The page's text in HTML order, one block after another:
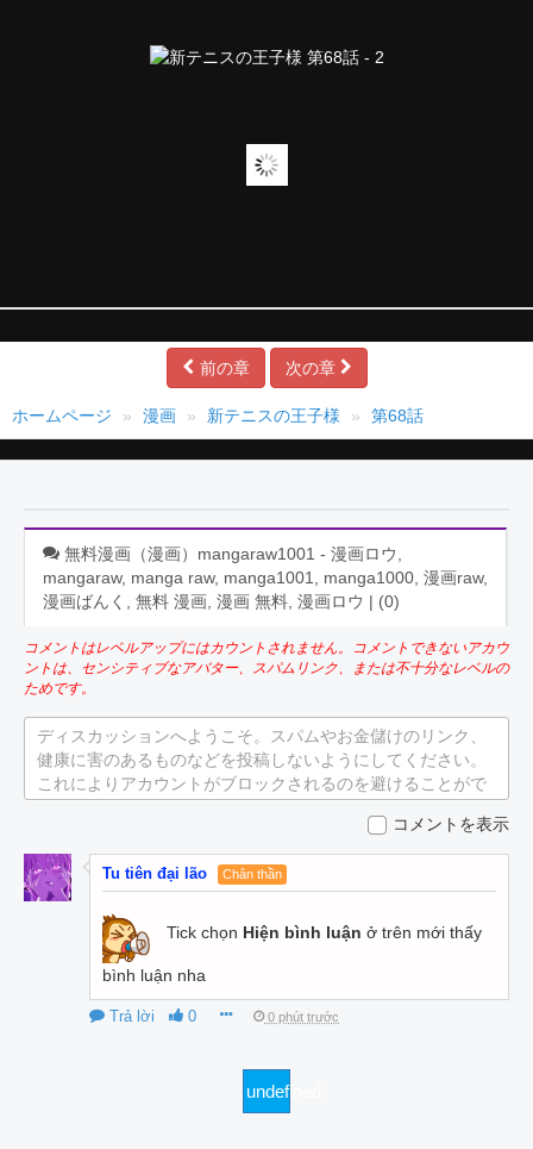
前の章 次の章
ホームページ 漫画 新テニスの王子様 第68話
無料漫画（漫画）mangaraw1001 - 漫画ロウ,
mangaraw, manga raw, manga1001, manga1000, 漫画raw,
漫画ばんく, 無料 漫画, 漫画 無料, 漫画ロウ | (0)
コメントはレベルアップにはカウントされません。コメントできないアカウ
ントは、センシティブなアバター、スパムリンク、または不十分なレベルの
ためです。
ディスカッションへようこそ。スパムやお金儲けのリンク、
健康に害のあるものなどを投稿しないようにしてください。
これによりアカウントがブロックされるのを避けることがで
コメントを表示
Tu tiên đại lão Chân thần
Tick chọn Hiện bình luận ở trên mới thấy
bình luận nha
Trả lời 0 0 phút trước
undefined